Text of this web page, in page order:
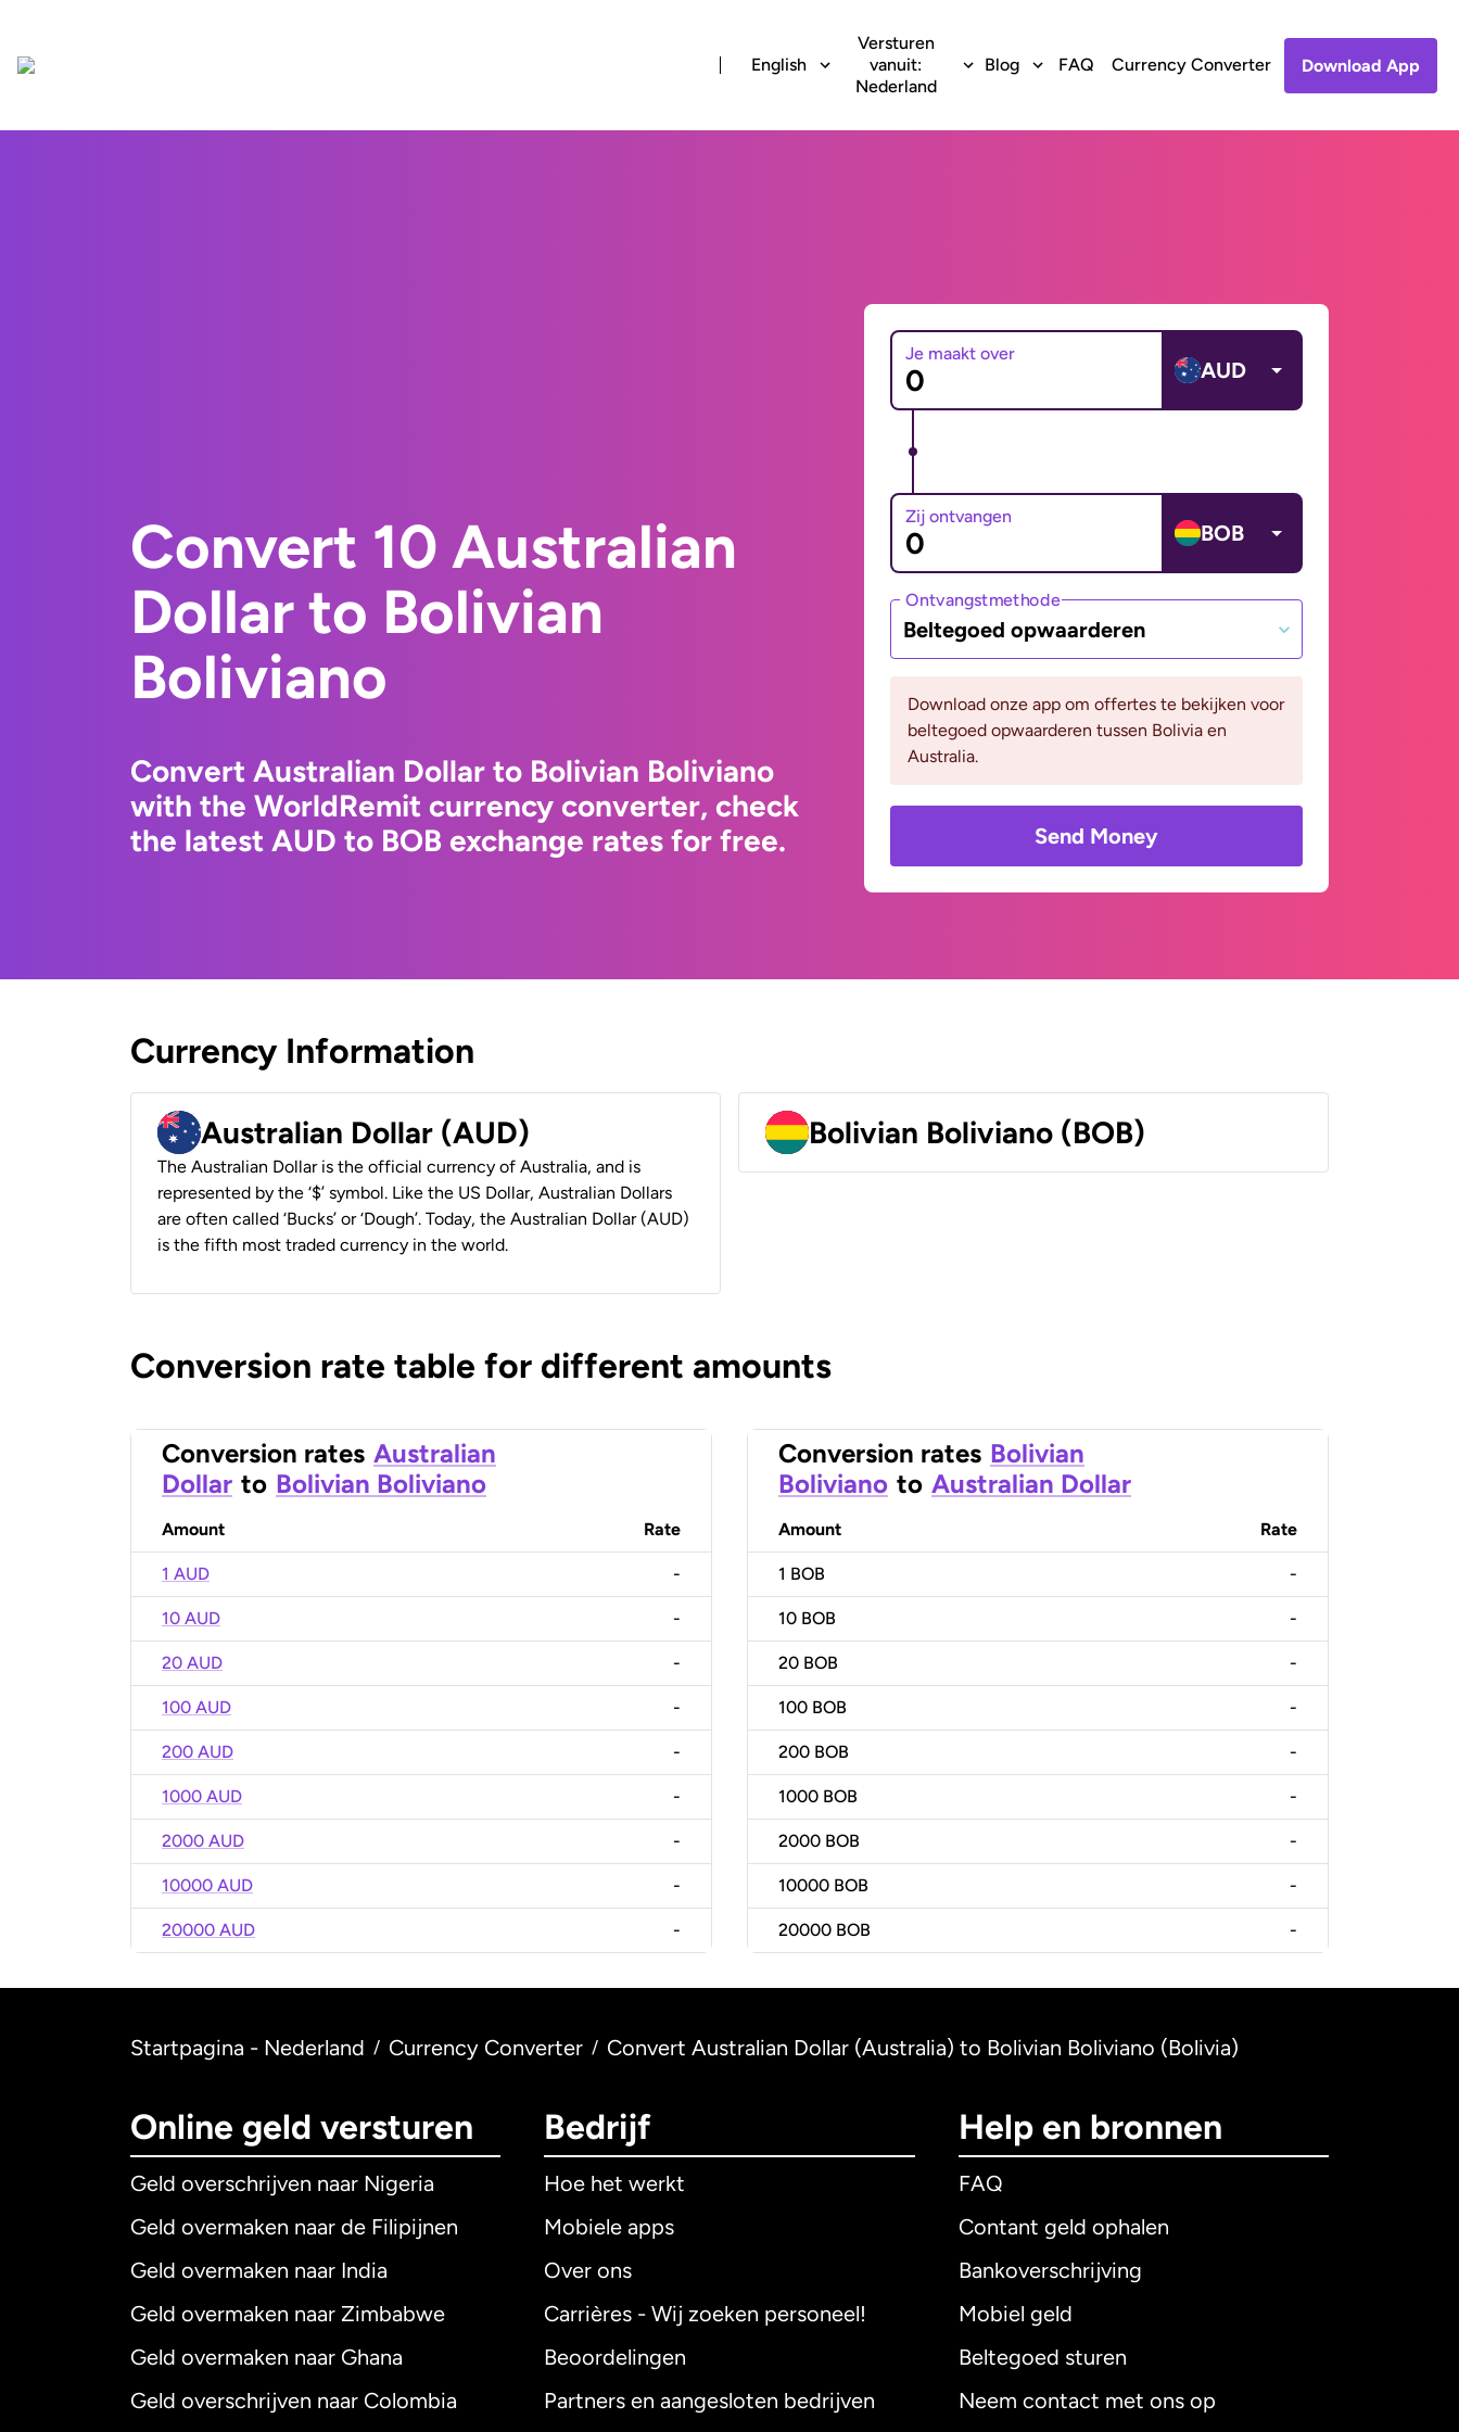
English
Versturen
vanuit:
Nederland
Blog FAQ Currency Converter Download App
Convert 10 Australian
Dollar to Bolivian
Boliviano
Convert Australian Dollar to Bolivian Boliviano
with the WorldRemit currency converter, check
the latest AUD to BOB exchange rates for free.
Je maakt over
AUD
Zij ontvangen
BOB
Ontvangstmethode
Beltegoed opwaarderen
Download onze app om offertes te bekijken voor
beltegoed opwaarderen tussen Bolivia en
Australia.
Send Money
Currency Information
Australian Dollar (AUD)
The Australian Dollar is the official currency of Australia, and is
represented by the ‘$’ symbol. Like the US Dollar, Australian Dollars
are often called ‘Bucks’ or ‘Dough’. Today, the Australian Dollar (AUD)
is the fifth most traded currency in the world.
Bolivian Boliviano (BOB)
Conversion rate table for different amounts
Conversion rates Australian
Dollar to Bolivian Boliviano
Amount Rate
1 AUD -
10 AUD -
20 AUD -
100 AUD -
200 AUD -
1000 AUD -
2000 AUD -
10000 AUD -
20000 AUD -
Conversion rates Bolivian
Boliviano to Australian Dollar
Amount Rate
1 BOB -
10 BOB -
20 BOB -
100 BOB -
200 BOB -
1000 BOB -
2000 BOB -
10000 BOB -
20000 BOB -
Startpagina - Nederland / Currency Converter / Convert Australian Dollar (Australia) to Bolivian Boliviano (Bolivia)
Online geld versturen
Geld overschrijven naar Nigeria
Geld overmaken naar de Filipijnen
Geld overmaken naar India
Geld overmaken naar Zimbabwe
Geld overmaken naar Ghana
Geld overschrijven naar Colombia
Bedrijf
Hoe het werkt
Mobiele apps
Over ons
Carrières - Wij zoeken personeel!
Beoordelingen
Partners en aangesloten bedrijven
Help en bronnen
FAQ
Contant geld ophalen
Bankoverschrijving
Mobiel geld
Beltegoed sturen
Neem contact met ons op